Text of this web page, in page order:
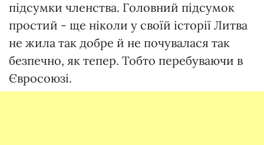
підсумки членства. Головний підсумок
простий - ще ніколи у своїй історії Литва
не жила так добре й не почувалася так
безпечно, як тепер. Тобто перебуваючи в
Євросоюзі.